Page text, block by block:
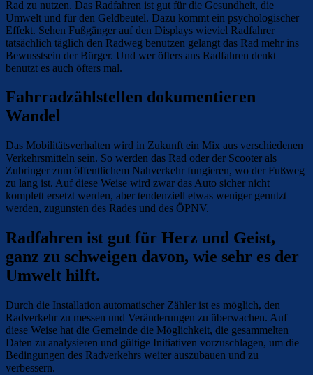
Rad zu nutzen. Das Radfahren ist gut für die Gesundheit, die
Umwelt und für den Geldbeutel. Dazu kommt ein psychologischer
Effekt. Sehen Fußgänger auf den Displays wieviel Radfahrer
tatsächlich täglich den Radweg benutzen gelangt das Rad mehr ins
Bewusstsein der Bürger. Und wer öfters ans Radfahren denkt
benutzt es auch öfters mal.
Fahrradzählstellen dokumentieren
Wandel
Das Mobilitätsverhalten wird in Zukunft ein Mix aus verschiedenen
Verkehrsmitteln sein. So werden das Rad oder der Scooter als
Zubringer zum öffentlichem Nahverkehr fungieren, wo der Fußweg
zu lang ist. Auf diese Weise wird zwar das Auto sicher nicht
komplett ersetzt werden, aber tendenziell etwas weniger genutzt
werden, zugunsten des Rades und des ÖPNV.
Radfahren ist gut für Herz und Geist,
ganz zu schweigen davon, wie sehr es der
Umwelt hilft.
Durch die Installation automatischer Zähler ist es möglich, den
Radverkehr zu messen und Veränderungen zu überwachen. Auf
diese Weise hat die Gemeinde die Möglichkeit, die gesammelten
Daten zu analysieren und gültige Initiativen vorzuschlagen, um die
Bedingungen des Radverkehrs weiter auszubauen und zu
verbessern.